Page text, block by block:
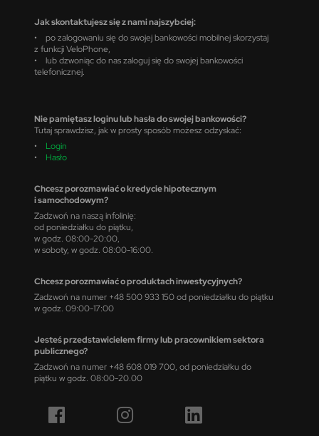
Jak skontaktujesz się z nami najszybciej:
• po zalogowaniu się do swojej bankowości mobilnej skorzystaj
z funkcji VeloPhone,
• lub dzwoniąc do nas zaloguj się do swojej bankowości
telefonicznej.
Nie pamiętasz loginu lub hasła do swojej bankowości?
Tutaj sprawdzisz, jak w prosty sposób możesz odzyskać:
• Login
• Hasło
Chcesz porozmawiać o kredycie hipotecznym
i samochodowym?
Zadzwoń na naszą infolinię:
od poniedziałku do piątku,
w godz. 08:00-20:00,
w soboty, w godz. 08:00-16:00.
Chcesz porozmawiać o produktach inwestycyjnych?
Zadzwoń na numer +48 500 933 150 od poniedziałku do piątku
w godz. 09:00-17:00
Jesteś przedstawicielem firmy lub pracownikiem sektora
publicznego?
Zadzwoń na numer +48 608 019 700, od poniedziałku do
piątku w godz. 08:00-20.00